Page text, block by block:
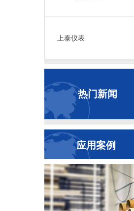
上泰仪表
热门新闻
应用案例